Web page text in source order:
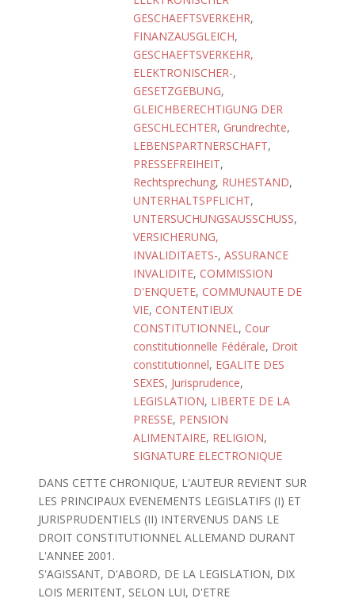
GESCHAEFTSVERKEHR,
FINANZAUSGLEICH,
GESCHAEFTSVERKEHR,
ELEKTRONISCHER-,
GESETZGEBUNG,
GLEICHBERECHTIGUNG DER
GESCHLECHTER, Grundrechte,
LEBENSPARTNERSCHAFT,
PRESSEFREIHEIT,
Rechtsprechung, RUHESTAND,
UNTERHALTSPFLICHT,
UNTERSUCHUNGSAUSSCHUSS,
VERSICHERUNG,
INVALIDITAETS-, ASSURANCE
INVALIDITE, COMMISSION
D'ENQUETE, COMMUNAUTE DE
VIE, CONTENTIEUX
CONSTITUTIONNEL, Cour
constitutionnelle Fédérale, Droit
constitutionnel, EGALITE DES
SEXES, Jurisprudence,
LEGISLATION, LIBERTE DE LA
PRESSE, PENSION
ALIMENTAIRE, RELIGION,
SIGNATURE ELECTRONIQUE
DANS CETTE CHRONIQUE, L'AUTEUR REVIENT SUR
LES PRINCIPAUX EVENEMENTS LEGISLATIFS (I) ET
JURISPRUDENTIELS (II) INTERVENUS DANS LE
DROIT CONSTITUTIONNEL ALLEMAND DURANT
L'ANNEE 2001.
S'AGISSANT, D'ABORD, DE LA LEGISLATION, DIX
LOIS MERITENT, SELON LUI, D'ETRE